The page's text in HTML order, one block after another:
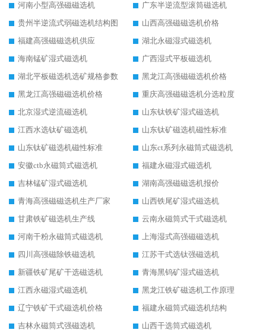
河南小型高强磁磁选机
广东半逆流型滚筒磁选机
贵州半逆流式弱磁选机结构图
山西高强磁磁选机价格
福建高强磁磁选机供应
湖北永磁湿式磁选机
海南锰矿湿式磁选机
广西湿式平板磁选机
湖北平板磁选机选矿规格参数
黑龙江高强磁磁选机价格
黑龙江高强磁磁选机价格
重庆高强磁磁选机分选粒度
北京湿式逆流磁选机
山东钛铁矿湿式磁选机
江西水选钛矿磁选机
山东钛矿磁选机磁性标准
山东钛矿磁选机磁性标准
山东ct系列永磁筒式磁选机
安徽ctb永磁筒式磁选机
福建永磁湿式磁选机
吉林锰矿湿式磁选机
湖南高强磁磁选机报价
青海高强磁磁选机生产厂家
山西铁尾矿湿式磁选机
甘肃铁矿磁选机生产线
云南永磁筒式干式磁选机
河南干粉永磁筒式磁选机
上海湿式高强磁磁选机
四川高强磁除铁磁选机
江苏干式选钛强磁选机
新疆铁矿尾矿干选磁选机
青海黑钨矿湿式磁选机
江西永磁湿式磁选机
黑龙江铁矿磁选机工作原理
辽宁铁矿干式磁选机价格
福建永磁筒式磁选机结构
吉林永磁筒式强磁选机
山西干选筒式磁选机